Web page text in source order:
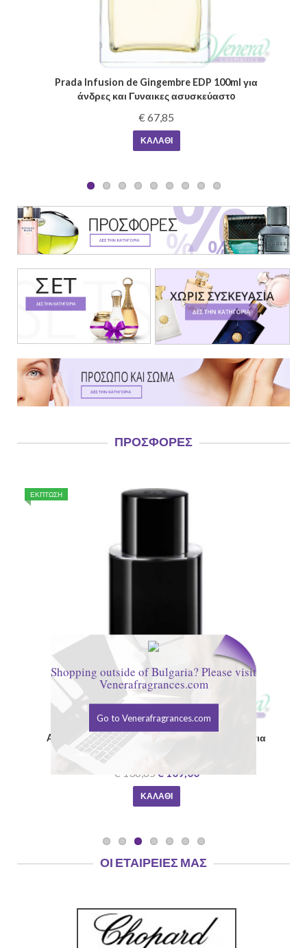
Guerlain Absolus Allegoria Epices Exquises EDP
125ml για άνδρες και Γυναικες ασυσκεύαστo
€ 109,25
ΚΑΛΆΘΙ
ΠΡΟΣΦΟΡΈΣ
Calvin Klein Defy EDT 200ml για άνδρες
ΟΙ ΕΤΑΙΡΕΊΕΣ ΜΑΣ
Shopping outside of Bulgaria? Please visit
Venerafragrances.com
Go to Venerafragrances.com